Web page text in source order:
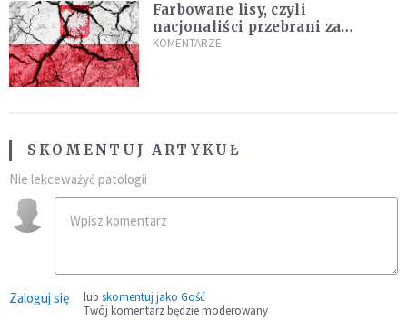
Farbowane lisy, czyli
nacjonaliści przebrani za
chrześcijan
KOMENTARZE
SKOMENTUJ ARTYKUŁ
Nie lekceważyć patologii
Zaloguj się lub skomentuj jako Gość
Twój komentarz będzie moderowany